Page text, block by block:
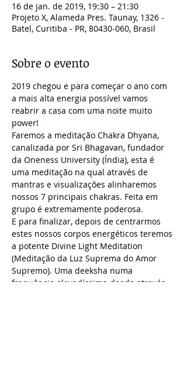
16 de jan. de 2019, 19:30 – 21:30
Projeto X, Alameda Pres. Taunay, 1326 -
Batel, Curitiba - PR, 80430-060, Brasil
Sobre o evento
2019 chegou e para começar o ano com
a mais alta energia possível vamos
reabrir a casa com uma noite muito
power!
Faremos a meditação Chakra Dhyana,
canalizada por Sri Bhagavan, fundador
da Oneness University (Índia), esta é
uma meditação na qual através de
mantras e visualizações alinharemos
nossos 7 principais chakras. Feita em
grupo é extremamente poderosa.
E para finalizar, depois de centrarmos
estes nossos corpos energéticos teremos
a potente Divine Light Meditation
(Meditação da Luz Suprema do Amor
Supremo). Uma deeksha numa
frequência elevadíssima doada através